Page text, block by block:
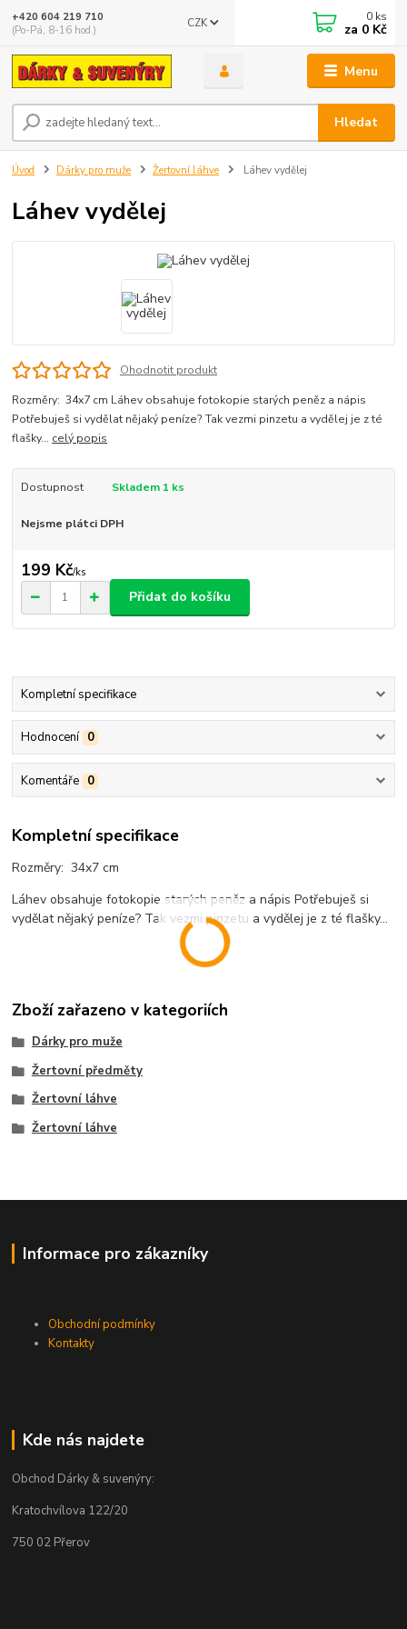
Menu
CZK
Hledat
+420 604 219 710
(Po-Pá, 8-16 hod.)
0 ks
za 0 Kč
Úvod Dárky pro muže Žertovní láhve Láhev vydělej
Láhev vydělej
Ohodnotit produkt
Rozměry: 34x7 cm Láhev obsahuje fotokopie starých peněz a nápis
Potřebuješ si vydělat nějaký peníze? Tak vezmi pinzetu a vydělej je z té
flašky... celý popis
Dostupnost Skladem 1 ks
Nejsme plátci DPH
199 Kč/ks
Přidat do košíku
Kompletní specifikace
Hodnocení 0
Komentáře 0
Kompletní specifikace
Rozměry: 34x7 cm
Láhev obsahuje fotokopie starých peněz a nápis Potřebuješ si
vydělat nějaký peníze? Tak vezmi pinzetu a vydělej je z té flašky...
Zboží zařazeno v kategoriích
Dárky pro muže
Žertovní předměty
Žertovní láhve
Žertovní láhve
Informace pro zákazníky
Obchodní podmínky
Kontakty
Kde nás najdete
Obchod Dárky & suvenýry:
Kratochvílova 122/20
750 02 Přerov